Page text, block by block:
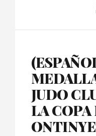
JUDO
LA COPA